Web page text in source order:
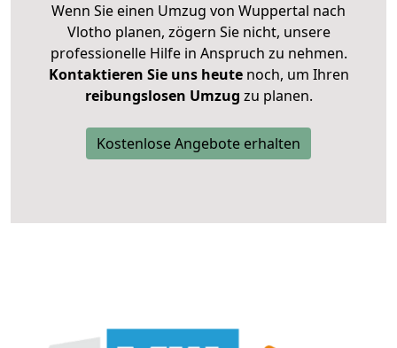
Wenn Sie einen Umzug von Wuppertal nach
Vlotho planen, zögern Sie nicht, unsere
professionelle Hilfe in Anspruch zu nehmen.
Kontaktieren Sie uns heutenoch, um Ihren
reibungslosen Umzug zu planen.
Kostenlose Angebote erhalten